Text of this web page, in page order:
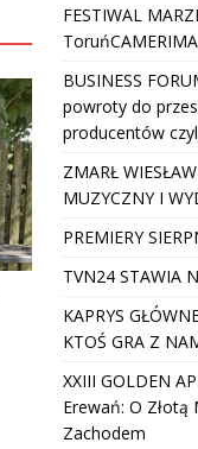
FESTIWAL
BUSINESS
powroty do
producentów
ZMARŁ
MUZYCZNY I
PREMIERY
TVN24 STAWIA
KAPRYS
KTOŚ GRA Z
XXIII GOLDEN
Erewań: O
Zachodem